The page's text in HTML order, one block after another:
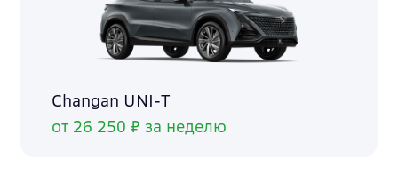
Changan UNI-T
от 26 250 ₽ за неделю